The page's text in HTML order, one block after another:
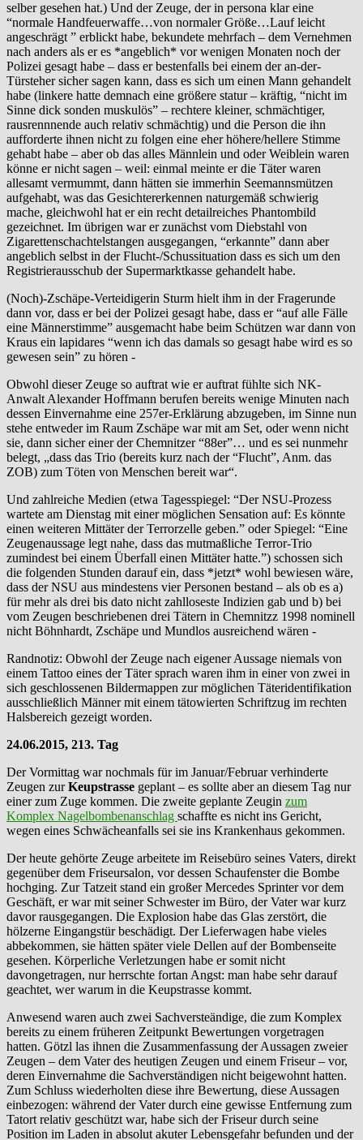
selber gesehen hat.) Und der Zeuge, der in persona klar eine
“normale Handfeuerwaffe…von normaler Größe…Lauf leicht
angeschrägt ” erblickt habe, bekundete mehrfach – dem Vernehmen
nach anders als er es *angeblich* vor wenigen Monaten noch der
Polizei gesagt habe – dass er bestenfalls bei einem der an-der-
Türsteher sicher sagen kann, dass es sich um einen Mann gehandelt
habe (linkere hatte demnach eine größere statur – kräftig, “nicht im
Sinne dick sonden muskulös” – rechtere kleiner, schmächtiger,
rausrennnende auch relativ schmächtig) und die Person die ihn
aufforderte ihnen nicht zu folgen eine eher höhere/hellere Stimme
gehabt habe – aber ob das alles Männlein und oder Weiblein waren
könne er nicht sagen – weil: einmal meinte er die Täter waren
allesamt vermummt, dann hätten sie immerhin Seemannsmützen
aufgehabt, was das Gesichtererkennen naturgemäß schwierig
mache, gleichwohl hat er ein recht detailreiches Phantombild
gezeichnet. Im übrigen war er zunächst vom Diebstahl von
Zigarettenschachtelstangen ausgegangen, “erkannte” dann aber
angeblich selbst in der Flucht-/Schussituation dass es sich um den
Registrierausschub der Supermarktkasse gehandelt habe.
(Noch)-Zschäpe-Verteidigerin Sturm hielt ihm in der Fragerunde
dann vor, dass er bei der Polizei gesagt habe, dass er “auf alle Fälle
eine Männerstimme” ausgemacht habe beim Schützen war dann von
Kraus ein lapidares “wenn ich das damals so gesagt habe wird es so
gewesen sein” zu hören -
Obwohl dieser Zeuge so auftrat wie er auftrat fühlte sich NK-
Anwalt Alexander Hoffmann berufen bereits wenige Minuten nach
dessen Einvernahme eine 257er-Erklärung abzugeben, im Sinne nun
stehe entweder im Raum Zschäpe war mit am Set, oder wenn nicht
sie, dann sicher einer der Chemnitzer “88er”… und es sei nunmehr
belegt, „dass das Trio (bereits kurz nach der “Flucht”, Anm. das
ZOB) zum Töten von Menschen bereit war“.
Und zahlreiche Medien (etwa Tagesspiegel: “Der NSU-Prozess
wartete am Dienstag mit einer möglichen Sensation auf: Es könnte
einen weiteren Mittäter der Terrorzelle geben.” oder Spiegel: “Eine
Zeugenaussage legt nahe, dass das mutmaßliche Terror-Trio
zumindest bei einem Überfall einen Mittäter hatte.”) schossen sich
die folgenden Stunden darauf ein, dass *jetzt* wohl bewiesen wäre,
dass der NSU aus mindestens vier Personen bestand – als ob es a)
für mehr als drei bis dato nicht zahlloseste Indizien gab und b) bei
vom Zeugen beschriebenen drei Tätern in Chemnitzz 1998 nominell
nicht Böhnhardt, Zschäpe und Mundlos ausreichend wären -
Randnotiz: Obwohl der Zeuge nach eigener Aussage niemals von
einem Tattoo eines der Täter sprach waren ihm in einer von zwei in
sich geschlossenen Bildermappen zur möglichen Täteridentifikation
ausschließlich Männer mit einem tätowierten Schriftzug im rechten
Halsbereich gezeigt worden.
24.06.2015, 213. Tag
Der Vormittag war nochmals für im Januar/Februar verhinderte
Zeugen zurKeupstrasse geplant – es sollte aber an diesem Tag nur
einer zum Zuge kommen. Die zweite geplante Zeugin zum
Komplex Nagelbombenanschlag schaffte es nicht ins Gericht,
wegen eines Schwächeanfalls sei sie ins Krankenhaus gekommen.
Der heute gehörte Zeuge arbeitete im Reisebüro seines Vaters, direkt
gegenüber dem Friseursalon, vor dessen Schaufenster die Bombe
hochging. Zur Tatzeit stand ein großer Mercedes Sprinter vor dem
Geschäft, er war mit seiner Schwester im Büro, der Vater war kurz
davor rausgegangen. Die Explosion habe das Glas zerstört, die
hölzerne Eingangstür beschädigt. Der Lieferwagen habe vieles
abbekommen, sie hätten später viele Dellen auf der Bombenseite
gesehen. Körperliche Verletzungen habe er somit nicht
davongetragen, nur herrschte fortan Angst: man habe sehr darauf
geachtet, wer warum in die Keupstrasse kommt.
Anwesend waren auch zwei Sachversteändige, die zum Komplex
bereits zu einem früheren Zeitpunkt Bewertungen vorgetragen
hatten. Götzl las ihnen die Zusammenfassung der Aussagen zweier
Zeugen – dem Vater des heutigen Zeugen und einem Friseur – vor,
deren Einvernahme die Sachverständigen nicht beigewohnt hatten.
Zum Schluss wiederholten diese ihre Bewertung, diese Aussagen
einbezogen: während der Vater durch eine gewisse Entfernung zum
Tatort relativ geschützt war, habe sich der Friseur durch seine
Position im Laden in absolut akuter Lebensgefahr befunden und der